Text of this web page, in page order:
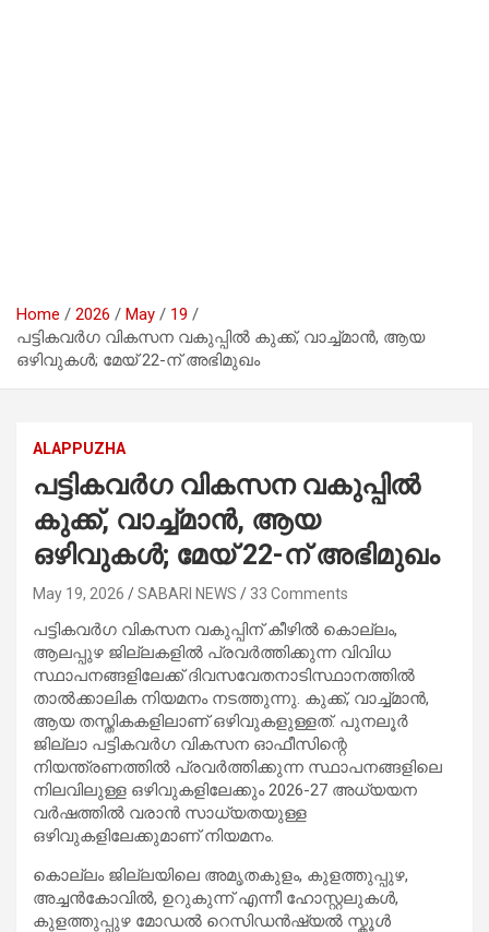
Home 2026 May
19
പട്ടികവർഗ വികസന വകുപ്പിൽ കുക്ക്, വാച്ച്മാൻ, ആയ
ഒഴിവുകൾ; മേയ് 22-ന് അഭിമുഖം
ALAPPUZHA
പട്ടികവർഗ വികസന വകുപ്പിൽ
കുക്ക്, വാച്ച്മാൻ, ആയ
ഒഴിവുകൾ; മേയ് 22-ന് അഭിമുഖം
May 19, 2026 SABARI NEWS 33 Comments
പട്ടികവർഗ വികസന വകുപ്പിന് കീഴിൽ കൊല്ലം,
ആലപ്പുഴ ജില്ലകളിൽ പ്രവർത്തിക്കുന്ന വിവിധ
സ്ഥാപനങ്ങളിലേക്ക് ദിവസവേതനാടിസ്ഥാനത്തിൽ
താൽക്കാലിക നിയമനം നടത്തുന്നു. കുക്ക്, വാച്ച്മാൻ,
ആയ തസ്തികകളിലാണ് ഒഴിവുകളുള്ളത്. പുനലൂർ
ജില്ലാ പട്ടികവർഗ വികസന ഓഫീസിന്റെ
നിയന്ത്രണത്തിൽ പ്രവർത്തിക്കുന്ന സ്ഥാപനങ്ങളിലെ
നിലവിലുള്ള ഒഴിവുകളിലേക്കും 2026-27 അധ്യയന
വർഷത്തിൽ വരാൻ സാധ്യതയുള്ള
ഒഴിവുകളിലേക്കുമാണ് നിയമനം.
കൊല്ലം ജില്ലയിലെ അമൃതകുളം, കുളത്തുപ്പുഴ,
അച്ചൻകോവിൽ, ഉറുകുന്ന് എന്നീ ഹോസ്റ്റലുകൾ,
കുളത്തുപ്പുഴ മോഡൽ റെസിഡൻഷ്യൽ സ്കൂൾ